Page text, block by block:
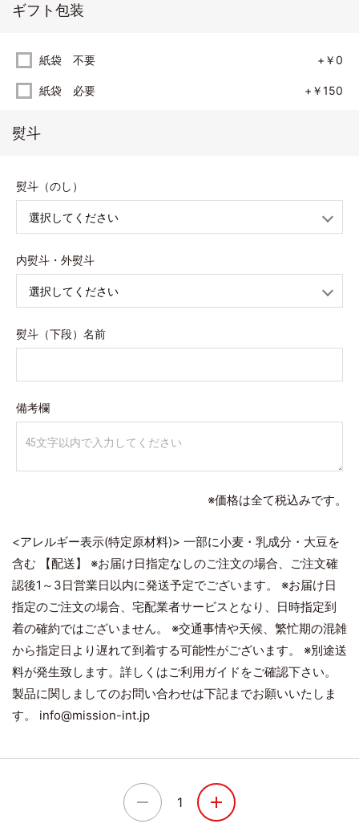
ギフト包装
紙袋 不要 +￥0
紙袋 必要 +￥150
熨斗
熨斗（のし）
内熨斗・外熨斗
熨斗（下段）名前
備考欄
※価格は全て税込みです。
<アレルギー表示(特定原材料)> 一部に小麦・乳成分・大豆を
含む 【配送】 ※お届け日指定なしのご注文の場合、ご注文確
認後1～3日営業日以内に発送予定でございます。 ※お届け日
指定のご注文の場合、宅配業者サービスとなり、日時指定到
着の確約ではございません。 ※交通事情や天候、繁忙期の混雑
から指定日より遅れて到着する可能性がございます。 ※別途送
料が発生致します。詳しくはご利用ガイドをご確認下さい。
製品に関しましてのお問い合わせは下記までお願いいたしま
す。 info@mission-int.jp
1